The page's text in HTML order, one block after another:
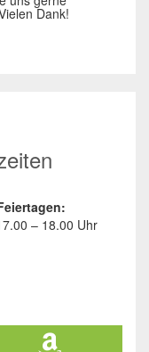
Dank!
– 18.00 Uhr